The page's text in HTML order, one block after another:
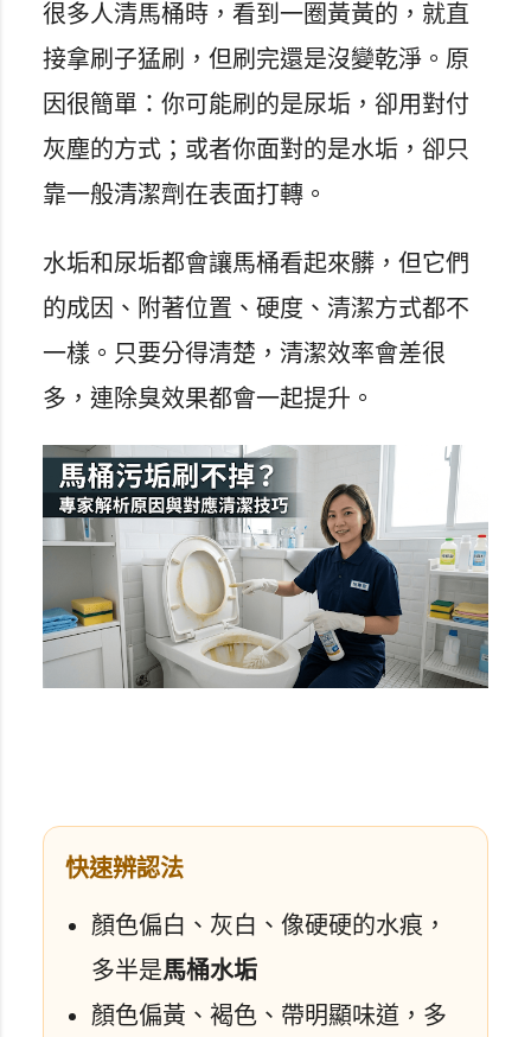
很多人清馬桶時，看到一圈黃黃的，就直
接拿刷子猛刷，但刷完還是沒變乾淨。原
因很簡單：你可能刷的是尿垢，卻用對付
灰塵的方式；或者你面對的是水垢，卻只
靠一般清潔劑在表面打轉。
水垢和尿垢都會讓馬桶看起來髒，但它們
的成因、附著位置、硬度、清潔方式都不
一樣。只要分得清楚，清潔效率會差很
多，連除臭效果都會一起提升。
快速辨認法
顏色偏白、灰白、像硬硬的水痕，
多半是馬桶水垢
顏色偏黃、褐色、帶明顯味道，多